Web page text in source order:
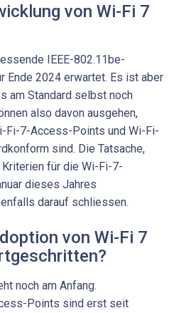
von Wi-Fi 7
IEEE-802.11be-
Ende 2024 erwartet. Es ist aber
am Standard selbst noch
also davon ausgehen,
Fi-7-Access-Points und Wi-Fi-
sind. Die Tatsache,
für die Wi-Fi-7-
dieses Jahres
darauf schliessen.
von Wi-Fi 7
noch am Anfang.
Points sind erst seit